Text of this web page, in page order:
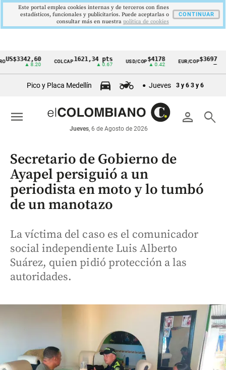
Cintillo
económicos
Colombia
▲ 8.20
COLCAP1621,34 pts USD/COP$4178
▲ 0.42
EUR/COP$3697
—
Pico y Placa Medellín Jueves 3 y 6 3 y 6
person search
Jueves, 6 de Agosto de 2026
menu
Secretario de Gobierno de
Ayapel persiguió a un
periodista en moto y lo tumbó
de un manotazo
La víctima del caso es el comunicador
social independiente Luis Alberto
Suárez, quien pidió protección a las
autoridades.
Este portal emplea cookies internas y de terceros con fines
estadísticos, funcionales y publicitarios. Puede aceptarlas o
consultar más en nuestra politica de cookies
CONTINUAR